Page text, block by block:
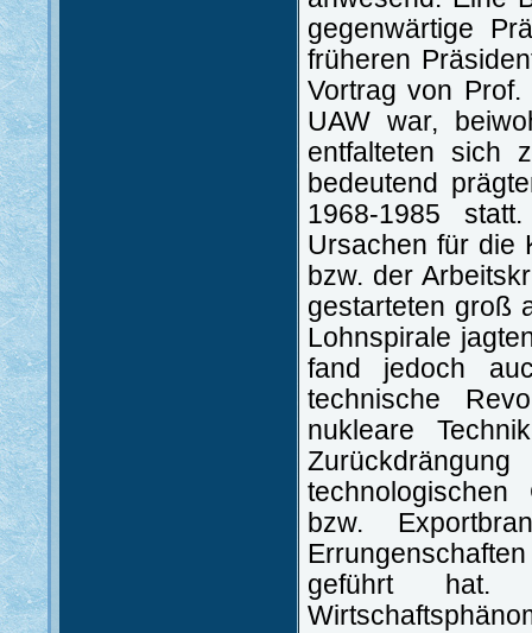
gegenwärtige
früheren
Vortrag von
UAW war,
entfalteten sich
bedeutend
1968-1985
Ursachen für die
bzw. der
gestarteten groß
Lohnspirale
fand jedoch
technische
nukleare
technologischen
bzw.
geführt hat.